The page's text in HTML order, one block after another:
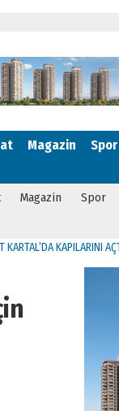
Magazin Spor
Magazin Spor
KAPILARINI AÇTI 22:06